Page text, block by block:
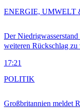
Der
weiteren Rückschlag zu
17:21
ENERGIE, UMWELT
Großbritannien meldet
POLITIK